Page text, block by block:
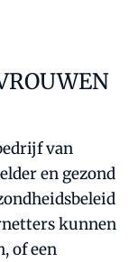
van
en gezond
kunnen
of een